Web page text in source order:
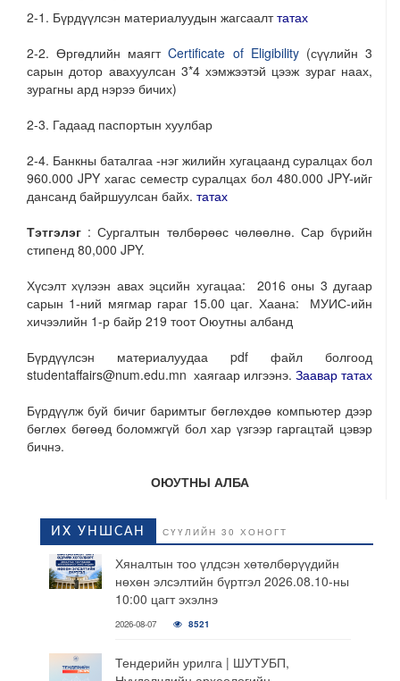
2-1. Бүрдүүлсэн материалуудын жагсаалттатах
2-2. Өргөдлийн маягтCertificate of Eligibility(сүүлийн 3
сарын дотор авахуулсан 3*4 хэмжээтэй цээж зураг наах,
зурагны ард нэрээ бичих)
2-3. Гадаад паспортын хуулбар
2-4. Банкны баталгаа -нэг жилийн хугацаанд суралцах бол
960.000 JPY хагас семестр суралцах бол 480.000 JPY-ийг
дансанд байршуулсан байх. татах
Тэтгэлэг : Сургалтын төлбөрөөс чөлөөлнө. Сар бүрийн
стипенд 80,000 JPY.
Хүсэлт хүлээн авах эцсийн хугацаа: 2016 оны 3 дугаар
сарын 1-ний мягмар гараг 15.00 цаг. Хаана: МУИС-ийн
хичээлийн 1-р байр 219 тоот Оюутны албанд
Бүрдүүлсэн материалуудаа pdf файл болгоод
studentaffairs@num.edu.mn хаягаар илгээнэ. Заавар татах
Бүрдүүлж буй бичиг баримтыг бөглөхдөө компьютер дээр
бөглөх бөгөөд боломжгүй бол хар үзгээр гаргацтай цэвэр
бичнэ.
ОЮУТНЫ АЛБА
ИХ УНШСАН СҮҮЛИЙН 30 ХОНОГТ
Хяналтын тоо үлдсэн хөтөлбөрүүдийн
нөхөн элсэлтийн бүртгэл 2026.08.10-ны
10:00 цагт эхэлнэ
2026-08-07 8521
Тендерийн урилга | ШУТУБП,